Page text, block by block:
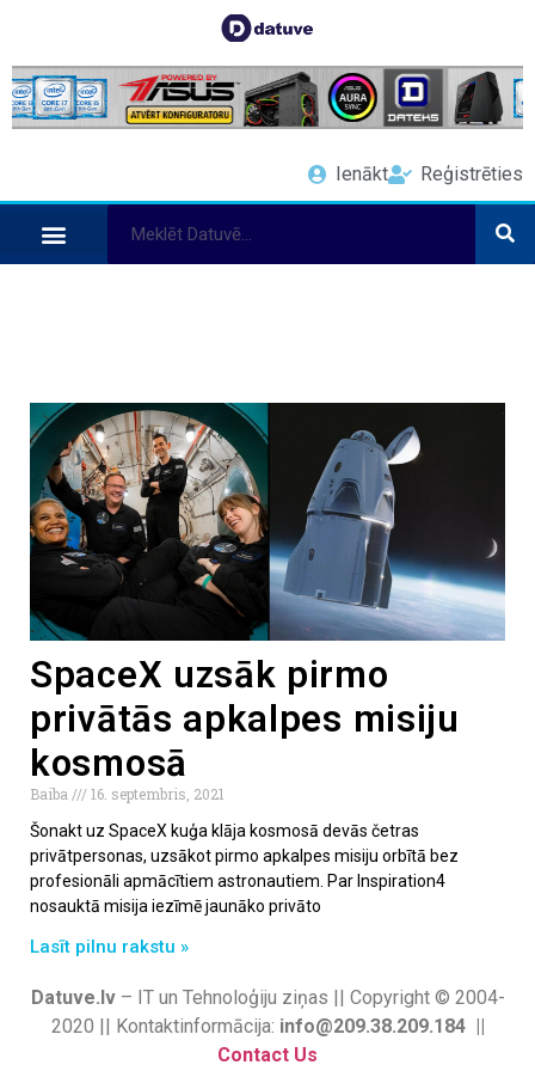
Ienākt Reģistrēties
SpaceX uzsāk pirmo
privātās apkalpes misiju
kosmosā
Baiba
16. septembris, 2021
Šonakt uz SpaceX kuģa klāja kosmosā devās četras
privātpersonas, uzsākot pirmo apkalpes misiju orbītā bez
profesionāli apmācītiem astronautiem. Par Inspiration4
nosauktā misija iezīmē jaunāko privāto
Lasīt pilnu rakstu »
Datuve.lv– IT un Tehnoloģiju ziņas || Copyright © 2004-
2020 || Kontaktinformācija: info@209.38.209.184 ||
Contact Us